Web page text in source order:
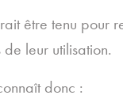
être tenu pour
leur utilisation.
donc :